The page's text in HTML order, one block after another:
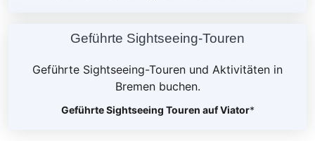
Geführte Sightseeing-Touren
Geführte Sightseeing-Touren und Aktivitäten in
Bremen buchen.
Geführte Sightseeing Touren auf Viator*